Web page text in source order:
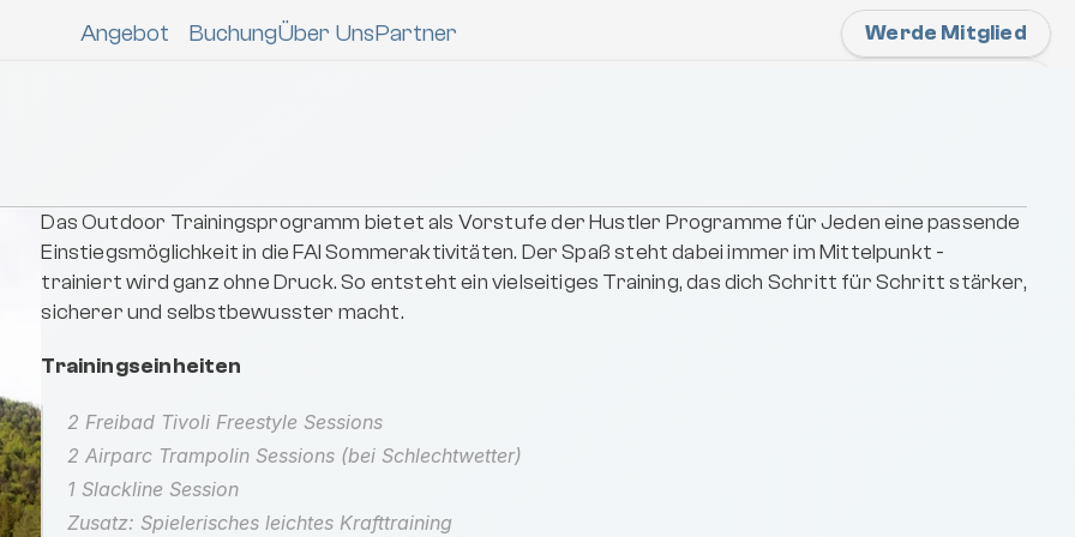
Das Outdoor Trainingsprogramm bietet als Vorstufe der Hustler Programme für Jeden eine passende
Einstiegsmöglichkeit in die FAI Sommeraktivitäten. Der Spaß steht dabei immer im Mittelpunkt -
trainiert wird ganz ohne Druck. So entsteht ein vielseitiges Training, das dich Schritt für Schritt stärker,
sicherer und selbstbewusster macht.
Trainingseinheiten
2 Freibad Tivoli Freestyle Sessions
2 Airparc Trampolin Sessions (bei Schlechtwetter)
1 Slackline Session
Zusatz: Spielerisches leichtes Krafttraining
Angebot BuchungÜber UnsPartner Werde Mitglied